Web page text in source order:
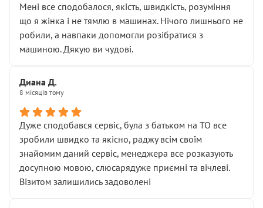
Мені все сподобалося, якість, швидкість, розуміння
що я жінка і не тямлю в машинах. Нічого лишнього не
робили, а навпаки допомогли розібратися з
машиною. Дякую ви чудові.
Диана Д.
8 місяців тому
Дуже сподобався сервіс, була з батьком на ТО все
зробили швидко та якісно, раджу всім своїм
знайомим даний сервіс, менеджера все розказують
досупною мовою, слюсарядуже приємні та вічлеві.
Візитом залишились задоволені